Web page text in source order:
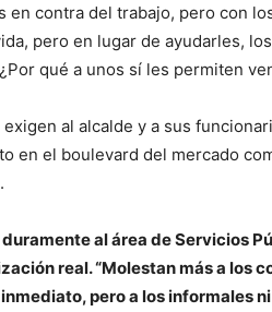
en contra del trabajo, pero con
pero en lugar de ayudarles,
qué a unos sí les permiten
al alcalde y a sus
en el boulevard del mercado
al área de Servicios
real. “Molestan más a los
pero a los informales